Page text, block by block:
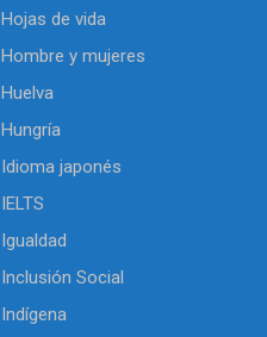
Hojas de vida
Hombre y mujeres
Huelva
Hungría
Idioma japonés
IELTS
Igualdad
Inclusión Social
Indígena